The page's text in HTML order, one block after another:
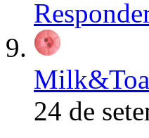
24 de